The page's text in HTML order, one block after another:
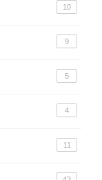
10
9
5
4
11